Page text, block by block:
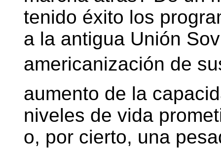
tenido éxito los
a la antigua Unión
americanización de
aumento de la
niveles de vida
o, por cierto, una